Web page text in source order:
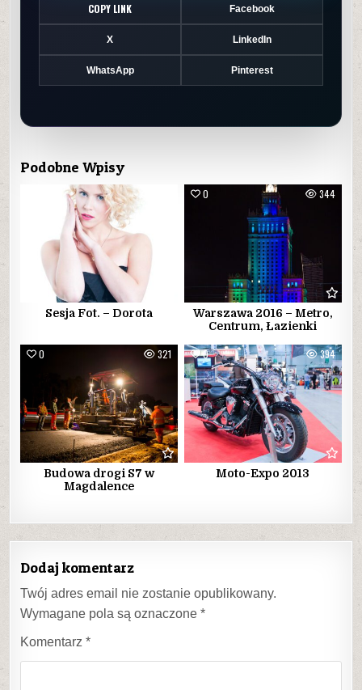
COPY LINK Facebook
X LinkedIn
WhatsApp Pinterest
Podobne Wpisy
Sesja Fot. – Dorota
0 344
Warszawa 2016 – Metro,
Centrum, Łazienki
0 321
Budowa drogi S7 w
Magdalence
0 394
Moto-Expo 2013
Dodaj komentarz
Twój adres email nie zostanie opublikowany.
Wymagane pola są oznaczone*
Komentarz*